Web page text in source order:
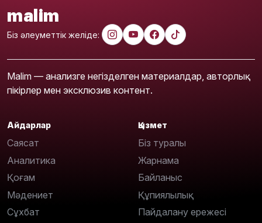
malim
Біз әлеуметтік желіде:
Malim — анализге негізделген материалдар, авторлық
пікірлер мен эксклюзив контент.
Айдарлар
Саясат
Аналитика
Қоғам
Мәдениет
Сұхбат
Қызмет
Біз туралы
Жарнама
Байланыс
Құпиялылық
Пайдалану ережесі